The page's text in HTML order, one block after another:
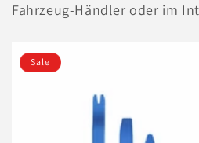
Fahrzeug-Händler oder im
Sale